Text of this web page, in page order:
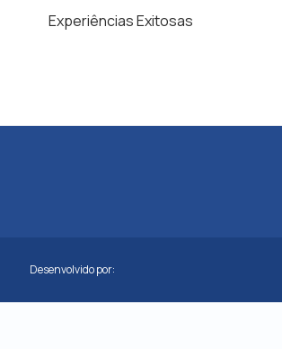
Experiências Exitosas
Desenvolvido por: